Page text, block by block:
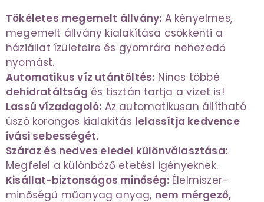
Tökéletes megemelt állvány: A kényelmes,
megemelt állvány kialakítása csökkenti a
háziállat ízületeire és gyomrára nehezedő
nyomást.
Automatikus víz utántöltés: Nincs többé
dehidratáltság és tisztán tartja a vizet is!
Lassú vízadagoló: Az automatikusan állítható
úszó korongos kialakítás lelassítja kedvence
ivási sebességét.
Száraz és nedves eledel különválasztása:
Megfelel a különböző etetési igényeknek.
Kisállat-biztonságos minőség:Élelmiszer-
minőségű műanyag anyag, nem mérgező,